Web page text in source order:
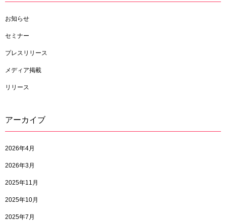
お知らせ
セミナー
プレスリリース
メディア掲載
リリース
アーカイブ
2026年4月
2026年3月
2025年11月
2025年10月
2025年7月